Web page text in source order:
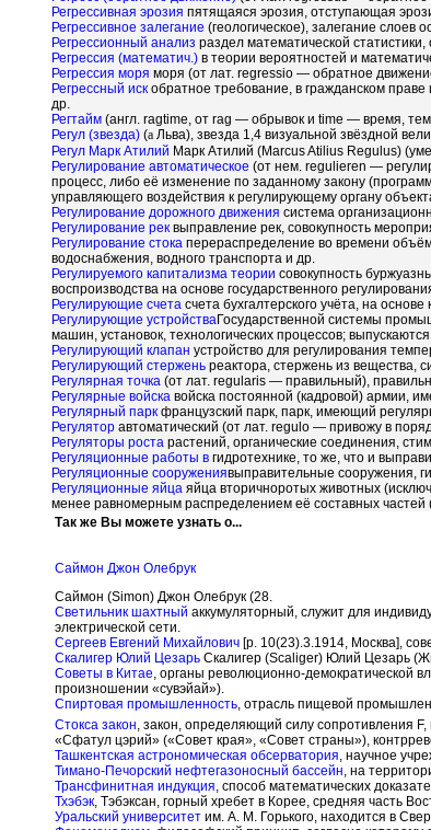
Регрессивная эрозия пятящаяся эрозия, отступающая
Регрессивное залегание (геологическое), залегание слоев
Регрессионный анализ раздел математической
Регрессия (математич.) в теории вероятностей и
Регрессия моря моря (от лат. regressio — обратное
Регрессный иск обратное требование, в гражданском
др.
Регтайм (англ. ragtime, от rag — обрывок и time — время,
Регул (звезда) (a Льва), звезда 1,4 визуальной звёздной
Регул Марк Атилий Марк Атилий (Marcus Atilius Regulus)
Регулирование автоматическое (от нем. regulieren —
процесс, либо её изменение по заданному закону
управляющего воздействия к регулирующему органу
Регулирование дорожного движения система
Регулирование рек выправление рек, совокупность
Регулирование стока перераспределение во времени
водоснабжения, водного транспорта и др.
Регулируемого капитализма теории совокупность
воспроизводства на основе государственного
Регулирующие счета счета бухгалтерского учёта, на
Регулирующие устройстваГосударственной системы
машин, установок, технологических процессов;
Регулирующий клапан устройство для регулирования
Регулирующий стержень реактора, стержень из вещества,
Регулярная точка (от лат. regularis — правильный),
Регулярные войска войска постоянной (кадровой) армии,
Регулярный парк французский парк, парк, имеющий
Регулятор автоматический (от лат. regulo — привожу в
Регуляторы роста растений, органические соединения,
Регуляционные работы в гидротехнике, то же, что и
Регуляционные сооружениявыправительные сооружения,
Регуляционные яйца яйца вторичноротых животных
менее равномерным распределением её составных частей
Так же Вы можете узнать о...
Саймон Джон Олебрук
Саймон (Simon) Джон Олебрук (28.
Светильник шахтный аккумуляторный, служит для
электрической сети.
Сергеев Евгений Михайлович [р. 10(23).3.1914, Москва],
Скалигер Юлий Цезарь Скалигер (Scaliger) Юлий Цезарь
Советы в Китае, органы революционно-демократической
произношении «сувэйай»).
Спиртовая промышленность, отрасль пищевой
Стокса закон, закон, определяющий силу сопротивления
«Сфатул цэрий» («Совет края», «Совет страны»),
Ташкентская астрономическая обсерватория, научное
Тимано-Печорский нефтегазоносный бассейн, на
Трансфинитная индукция, способ математических
Тхэбэк, Тэбэксан, горный хребет в Корее, средняя часть
Уральский университет им. А. М. Горького, находится в